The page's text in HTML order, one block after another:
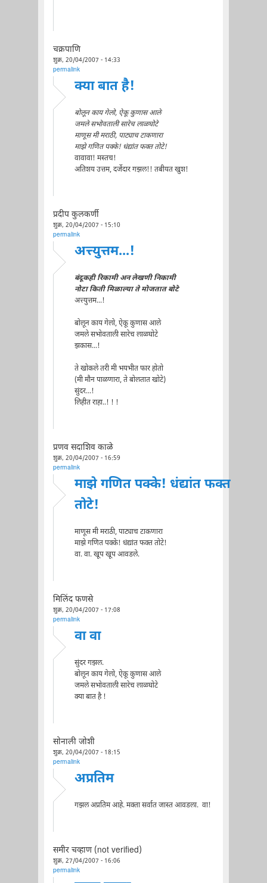
चक्रपाणि
शुक्र, 20/04/2007 - 14:33
permalink
क्या बात है!
बोलून काय गेलो, ऐकू कुणास आले
जमले सभोवताली सारेच लाळघोटे
माणूस मी मराठी, पाट्याच टाकणारा
माझे गणित पक्के! धंद्यांत फक्त तोटे!
वावावा! मस्तच!
अतिशय उत्तम, दर्जेदार गझल!! तबीयत खुश!
प्रदीप कुलकर्णी
शुक्र, 20/04/2007 - 15:10
permalink
अत्त्युत्तम...!
बंदूकही रिकामी अन लेखणी निकामी
नोटा किती मिळाल्या ते मोजतात बोटे
अत्त्युत्तम...!
बोलून काय गेलो, ऐकू कुणास आले
जमले सभोवताली सारेच लाळघोटे
झकास...!
ते खोकले तरी मी भयभीत फार होतो
(मी मौन पाळणारा, ते बोलतात खोटे)
सुंदर...!
लिहीत राहा..! ! !
प्रणव सदाशिव काळे
शुक्र, 20/04/2007 - 16:59
permalink
माझे गणित पक्के! धंद्यांत फक्त
तोटे!
माणूस मी मराठी, पाट्याच टाकणारा
माझे गणित पक्के! धंद्यांत फक्त तोटे!
वा. वा. खूप खूप आवडले.
मिलिंद फणसे
शुक्र, 20/04/2007 - 17:08
permalink
वा वा
सुंदर गझल.
बोलून काय गेलो, ऐकू कुणास आले
जमले सभोवताली सारेच लाळघोटे
क्या बात है !
सोनाली जोशी
शुक्र, 20/04/2007 - 18:15
permalink
अप्रतिम
गझल अप्रतिम आहे. मक्ता सर्वात जास्त आवडला. वा!
समीर चव्हाण (not verified)
शुक्र, 27/04/2007 - 16:06
permalink